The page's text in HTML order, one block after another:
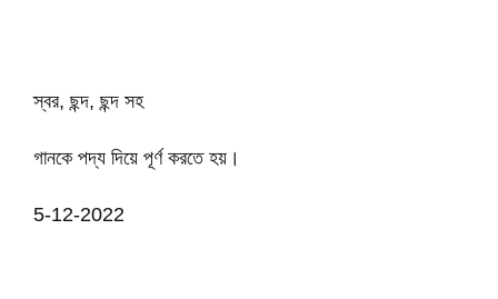
স্বর, ছন্দ, ছন্দ সহ
গানকে পদ্য দিয়ে পূর্ণ করতে হয়।
5-12-2022